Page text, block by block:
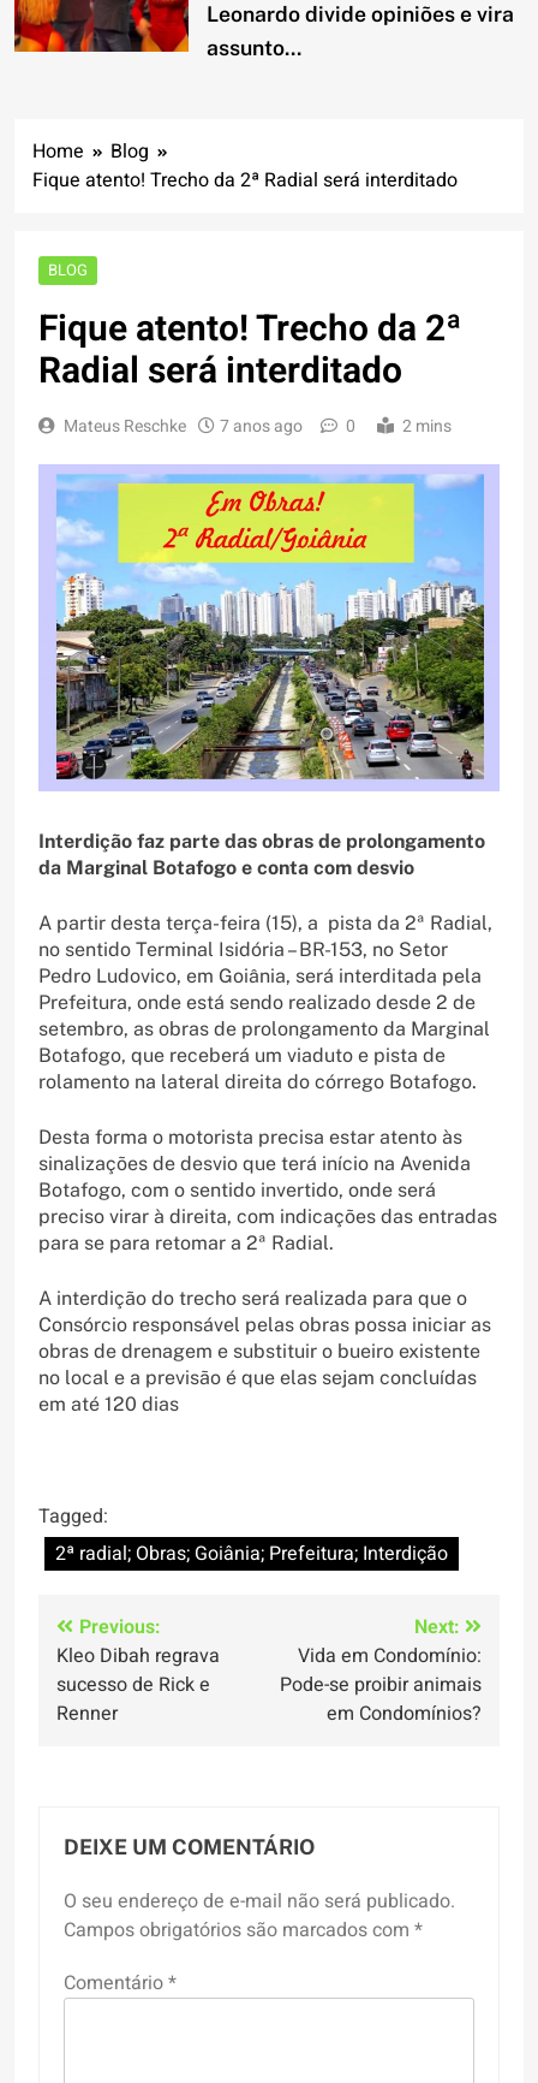
Leonardo divide opiniões e vira
assunto...
Home
Blog
Fique atento! Trecho da 2ª Radial será interditado
BLOG
Fique atento! Trecho da 2ª
Radial será interditado
Mateus Reschke 7 anos ago 0 2 mins
Interdição faz parte das obras de prolongamento
da Marginal Botafogo e conta com desvio
A partir desta terça-feira (15), a pista da 2ª Radial,
no sentido Terminal Isidória – BR-153, no Setor
Pedro Ludovico, em Goiânia, será interditada pela
Prefeitura, onde está sendo realizado desde 2 de
setembro, as obras de prolongamento da Marginal
Botafogo, que receberá um viaduto e pista de
rolamento na lateral direita do córrego Botafogo.
Desta forma o motorista precisa estar atento às
sinalizações de desvio que terá início na Avenida
Botafogo, com o sentido invertido, onde será
preciso virar à direita, com indicações das entradas
para se para retomar a 2ª Radial.
A interdição do trecho será realizada para que o
Consórcio responsável pelas obras possa iniciar as
obras de drenagem e substituir o bueiro existente
no local e a previsão é que elas sejam concluídas
em até 120 dias
Tagged:
2ª radial; Obras; Goiânia; Prefeitura; Interdição
Navegação
de
Post
Previous:
Kleo Dibah regrava
sucesso de Rick e
Renner
Next:
Vida em Condomínio:
Pode-se proibir animais
em Condomínios?
DEIXE UM COMENTÁRIO
O seu endereço de e-mail não será publicado.
Campos obrigatórios são marcados com *
Comentário*